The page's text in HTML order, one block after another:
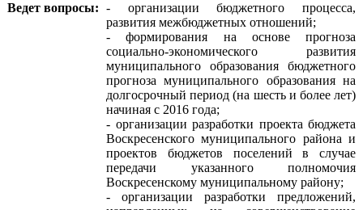
Ведет вопросы: - организации бюджетного процесса,
развития межбюджетных отношений;
- формирования на основе прогноза
социально-экономического развития
муниципального образования бюджетного
прогноза муниципального образования на
долгосрочный период (на шесть и более лет)
начиная с 2016 года;
- организации разработки проекта бюджета
Воскресенского муниципального района и
проектов бюджетов поселений в случае
передачи указанного полномочия
Воскресенскому муниципальному району;
- организации разработки предложений,